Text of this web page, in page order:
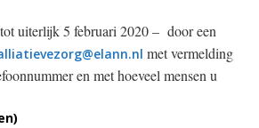
uiterlijk 5 februari 2020 – door een
met vermelding
en met hoeveel mensen u